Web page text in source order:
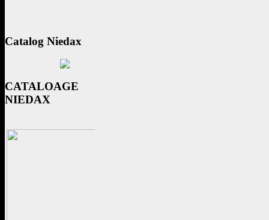
Catalog Niedax
CATALOAGE
NIEDAX